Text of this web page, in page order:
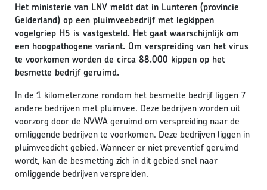
Het ministerie van LNV meldt dat in Lunteren (provincie
Gelderland) op een pluimveebedrijf met legkippen
vogelgriep H5 is vastgesteld. Het gaat waarschijnlijk om
een hoogpathogene variant. Om verspreiding van het virus
te voorkomen worden de circa 88.000 kippen op het
besmette bedrijf geruimd.
In de 1 kilometerzone rondom het besmette bedrijf liggen 7
andere bedrijven met pluimvee. Deze bedrijven worden uit
voorzorg door de NVWA geruimd om verspreiding naar de
omliggende bedrijven te voorkomen. Deze bedrijven liggen in
pluimveedicht gebied. Wanneer er niet preventief geruimd
wordt, kan de besmetting zich in dit gebied snel naar
omliggende bedrijven verspreiden.